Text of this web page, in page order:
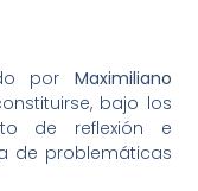
por Maximiliano
bajo los
de reflexión e
de problemáticas